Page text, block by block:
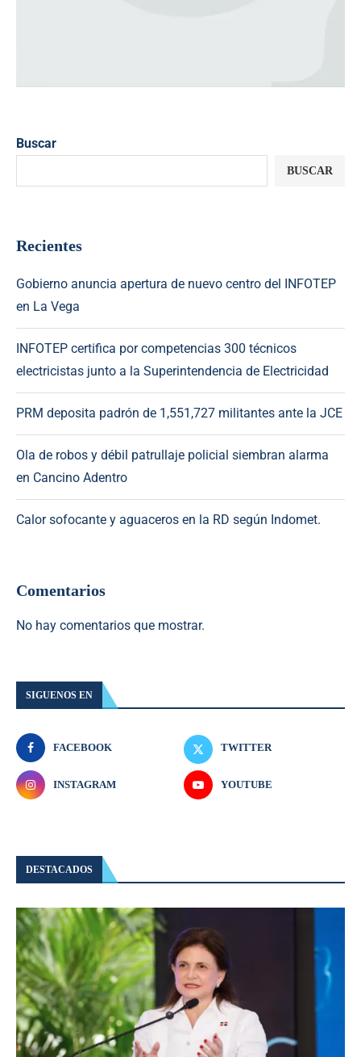
Buscar
BUSCAR
Recientes
Gobierno anuncia apertura de nuevo centro del INFOTEP
en La Vega
INFOTEP certifica por competencias 300 técnicos
electricistas junto a la Superintendencia de Electricidad
PRM deposita padrón de 1,551,727 militantes ante la JCE
Ola de robos y débil patrullaje policial siembran alarma
en Cancino Adentro
Calor sofocante y aguaceros en la RD según Indomet.
Comentarios
No hay comentarios que mostrar.
SIGUENOS EN
FACEBOOK TWITTER
INSTAGRAM YOUTUBE
DESTACADOS